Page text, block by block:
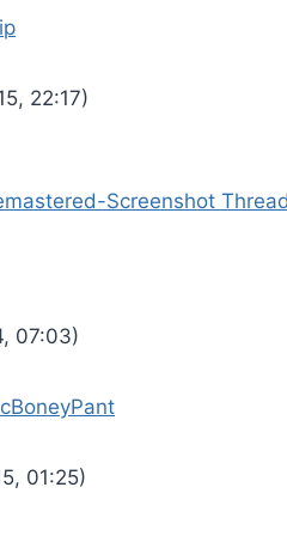
22:17)
Screenshot
07:03)
01:25)